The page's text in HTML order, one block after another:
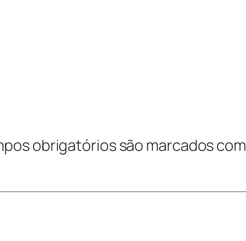
obrigatórios são marcados com